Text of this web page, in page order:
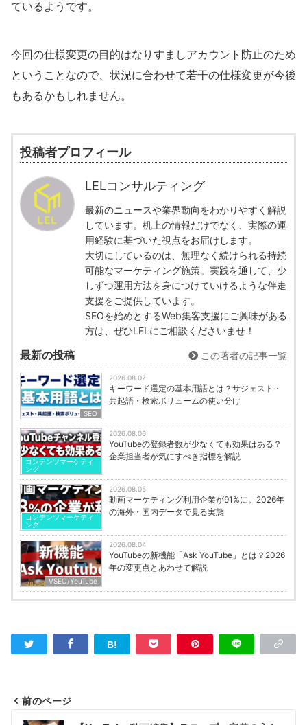
ているようです。
今回の仕様変更の目的はなりすましアカウント防止のため
ということなので、状況に合わせて若干の仕様変更が今後
もあるかもしれません。
投稿者プロフィール
LELコンサルティング
最新のニュースや業界動向をわかりやすく解説
しています。机上の情報だけでなく、実際の運
用経験に基づいた視点をお届けします。
大切にしているのは、無理なく続けられる持続
可能なマーケティング施策。実践を通して、少
しずつ運用方法を身につけていけるような伴走
支援をご提供しています。
SEOを始めとするWeb集客支援にご興味がある
方は、ぜひLELにご相談くださいませ！
最新の投稿 この著者の記事一覧
SEO
2026.08.07
キーワード選定の基本用語とは？サジェスト・
共起語・検索ボリュームの使い分け
コンテンツマーケティ
ング
2026.08.06
YouTubeの登録者数が少なくても効果はある？
企業担当者が気にすべき指標を解説
コンテンツマーケティ
ング
2026.08.05
動画マーケティング利用企業が91%に。2026年
の海外・国内データで見る実態
VSEO/YouTube
2026.08.04
YouTubeの新機能「Ask YouTube」とは？2026
年の変更点とあわせて解説
投
前のページ